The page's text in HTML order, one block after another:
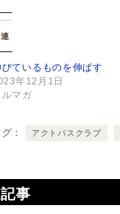
ているものを伸ばす
年12月1日
ルマガ
グ アクトパスクラブ
事